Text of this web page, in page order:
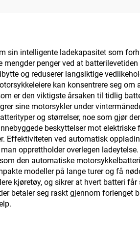
elektrisk
intelligente ladekapasitet som
penger ved at
og reduserer langsiktige
kan konsentrere seg
er den viktigste årsaken til tidlig
sine motorsykler under
og størrelser, noe som gjør
beskyttelser mot elektriske
Effektiviteten ved automatisk
opprettholder overlegen
den automatiske
modeller på lange turer og få
kjøretøy, og sikrer at hvert batteri
betaler seg raskt gjennom forlenget